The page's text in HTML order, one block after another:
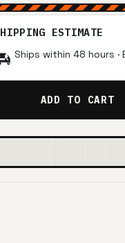
ESTIMATE
Ships within 48 hours
ADD TO CART